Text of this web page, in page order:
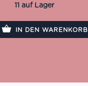
11 auf Lager
IN DEN WARENKORB